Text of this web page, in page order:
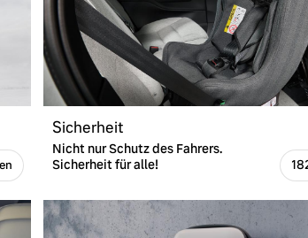
Sicherheit
Nicht nur Schutz des Fahrers.
Sicherheit für alle!